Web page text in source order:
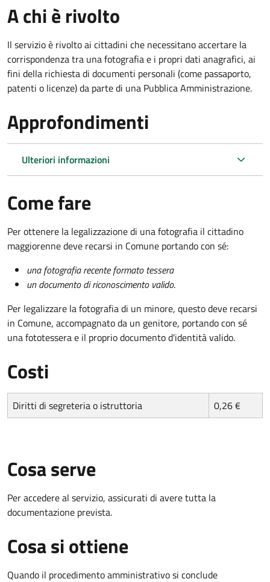
A chi è rivolto
Il servizio è rivolto ai cittadini che necessitano accertare la
corrispondenza tra una fotografia e i propri dati anagrafici, ai
fini della richiesta di documenti personali (come passaporto,
patenti o licenze) da parte di una Pubblica Amministrazione.
Approfondimenti
Ulteriori informazioni
Come fare
Per ottenere la legalizzazione di una fotografia il cittadino
maggiorenne deve recarsi in Comune portando con sé:
una fotografia recente formato tessera
un documento di riconoscimento valido.
Per legalizzare la fotografia di un minore, questo deve recarsi
in Comune, accompagnato da un genitore, portando con sé
una fototessera e il proprio documento d'identità valido.
Costi
Diritti di segreteria o istruttoria 0,26 €
Cosa serve
Per accedere al servizio, assicurati di avere tutta la
documentazione prevista.
Cosa si ottiene
Quando il procedimento amministrativo si conclude